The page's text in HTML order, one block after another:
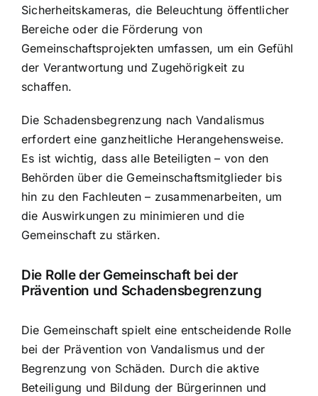
Sicherheitskameras, die Beleuchtung öffentlicher
Bereiche oder die Förderung von
Gemeinschaftsprojekten umfassen, um ein Gefühl
der Verantwortung und Zugehörigkeit zu
schaffen.
Die Schadensbegrenzung nach Vandalismus
erfordert eine ganzheitliche Herangehensweise.
Es ist wichtig, dass alle Beteiligten – von den
Behörden über die Gemeinschaftsmitglieder bis
hin zu den Fachleuten – zusammenarbeiten, um
die Auswirkungen zu minimieren und die
Gemeinschaft zu stärken.
Die Rolle der Gemeinschaft bei der
Prävention und Schadensbegrenzung
Die Gemeinschaft spielt eine entscheidende Rolle
bei der Prävention von Vandalismus und der
Begrenzung von Schäden. Durch die aktive
Beteiligung und Bildung der Bürgerinnen und